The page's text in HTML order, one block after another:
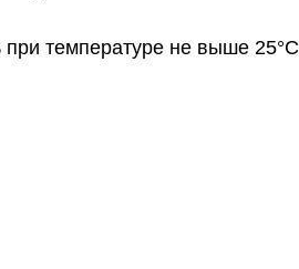
температуре не выше